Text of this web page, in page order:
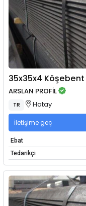
35x35x4 Köşebent
ARSLAN PROFİL
TR Hatay
İletişime geç
Ebat
Tedarikçi